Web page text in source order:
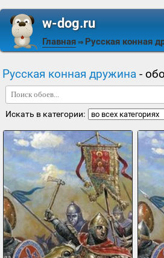
w-dog.ru
Главная ⇒ Русская конная
Русская конная дружина -
Искать в категории: